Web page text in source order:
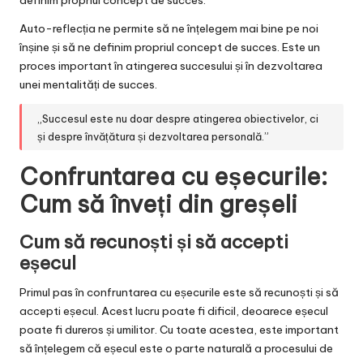
Auto-reflecția ne permite să ne înțelegem mai bine pe noi
înșine și să ne definim propriul concept de succes. Este un
proces important în atingerea succesului și în dezvoltarea
unei mentalități de succes.
„Succesul este nu doar despre atingerea obiectivelor, ci
și despre învățătura și dezvoltarea personală.”
Confruntarea cu eșecurile:
Cum să înveți din greșeli
Cum să recunoști și să accepti
eșecul
Primul pas în confruntarea cu eșecurile este să recunoști și să
accepti eșecul. Acest lucru poate fi dificil, deoarece eșecul
poate fi dureros și umilitor. Cu toate acestea, este important
să înțelegem că eșecul este o parte naturală a procesului de